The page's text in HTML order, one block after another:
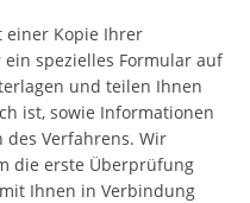
einer Kopie Ihrer
spezielles Formular auf
und teilen Ihnen
ist, sowie Informationen
Verfahrens. Wir
die erste Überprüfung
Ihnen in Verbindung